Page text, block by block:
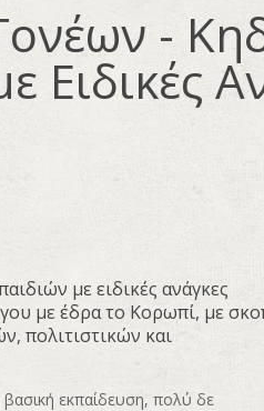
-
Ειδικές
με ειδικές ανάγκες
με έδρα το Κορωπί, με
πολιτιστικών και
βασική εκπαίδευση, πολύ δε